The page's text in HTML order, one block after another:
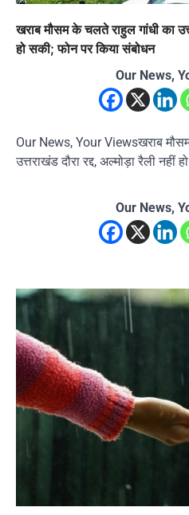
खराब मौसम के चलते राहुल गांधी का
हो सकी; फोन पर किया संबोधन
Our News,
Our News, Your Viewsखराब
उत्तराखंड दौरा रद्द, अल्मोड़ा रैली नहीं
Our News,